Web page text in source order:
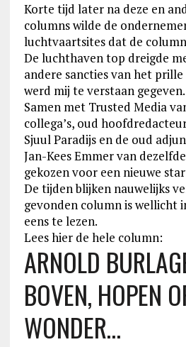
Korte tijd later na deze en
columns wilde de
luchtvaartsites dat de
De luchthaven top dreigde
andere sancties van het
werd mij te verstaan
Samen met Trusted Media
collega’s, oud
Sjuul Paradijs en de oud
Jan-Kees Emmer van
gekozen voor een nieuwe
De tijden blijken nauwelijks
gevonden column is wellicht
eens te lezen.
Lees hier de hele column:
ARNOLD
BOVEN, HOPEN
WONDER…